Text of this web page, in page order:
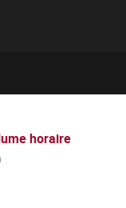
horaire